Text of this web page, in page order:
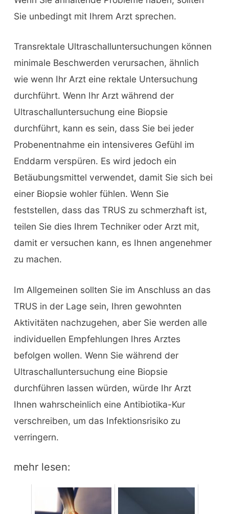
Sie unbedingt mit Ihrem Arzt sprechen.
Transrektale Ultraschalluntersuchungen können
minimale Beschwerden verursachen, ähnlich
wie wenn Ihr Arzt eine rektale Untersuchung
durchführt. Wenn Ihr Arzt während der
Ultraschalluntersuchung eine Biopsie
durchführt, kann es sein, dass Sie bei jeder
Probenentnahme ein intensiveres Gefühl im
Enddarm verspüren. Es wird jedoch ein
Betäubungsmittel verwendet, damit Sie sich bei
einer Biopsie wohler fühlen. Wenn Sie
feststellen, dass das TRUS zu schmerzhaft ist,
teilen Sie dies Ihrem Techniker oder Arzt mit,
damit er versuchen kann, es Ihnen angenehmer
zu machen.
Im Allgemeinen sollten Sie im Anschluss an das
TRUS in der Lage sein, Ihren gewohnten
Aktivitäten nachzugehen, aber Sie werden alle
individuellen Empfehlungen Ihres Arztes
befolgen wollen. Wenn Sie während der
Ultraschalluntersuchung eine Biopsie
durchführen lassen würden, würde Ihr Arzt
Ihnen wahrscheinlich eine Antibiotika-Kur
verschreiben, um das Infektionsrisiko zu
verringern.
mehr lesen: